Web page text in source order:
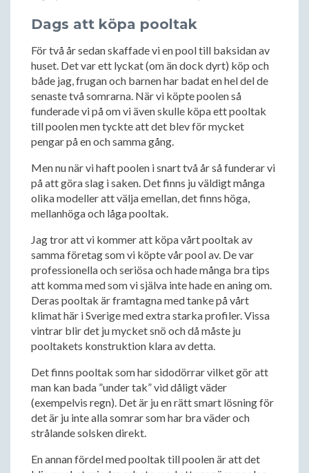
Dags att köpa pooltak
För två år sedan skaffade vi en pool till baksidan av
huset. Det var ett lyckat (om än dock dyrt) köp och
både jag, frugan och barnen har badat en hel del de
senaste två somrarna. När vi köpte poolen så
funderade vi på om vi även skulle köpa ett pooltak
till poolen men tyckte att det blev för mycket
pengar på en och samma gång.
Men nu när vi haft poolen i snart två år så funderar vi
på att göra slag i saken. Det finns ju väldigt många
olika modeller att välja emellan, det finns höga,
mellanhöga och låga pooltak.
Jag tror att vi kommer att köpa vårt pooltak av
samma företag som vi köpte vår pool av. De var
professionella och seriösa och hade många bra tips
att komma med som vi själva inte hade en aning om.
Deras pooltak är framtagna med tanke på vårt
klimat här i Sverige med extra starka profiler. Vissa
vintrar blir det ju mycket snö och då måste ju
pooltakets konstruktion klara av detta.
Det finns pooltak som har sidodörrar vilket gör att
man kan bada ”under tak” vid dåligt väder
(exempelvis regn). Det är ju en rätt smart lösning för
det är ju inte alla somrar som har bra väder och
strålande solsken direkt.
En annan fördel med pooltak till poolen är att det